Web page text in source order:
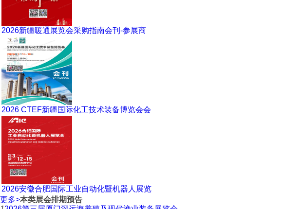
2026新疆暖通展览会采购指南会刊-参展商
2026 CTEF新疆国际化工技术装备博览会会
2026安徽合肥国际工业自动化暨机器人展览
更多>本类展会排期预告